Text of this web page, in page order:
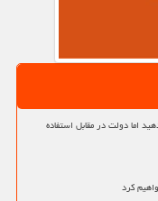
اما دولت در مقابل استفاده
کرد